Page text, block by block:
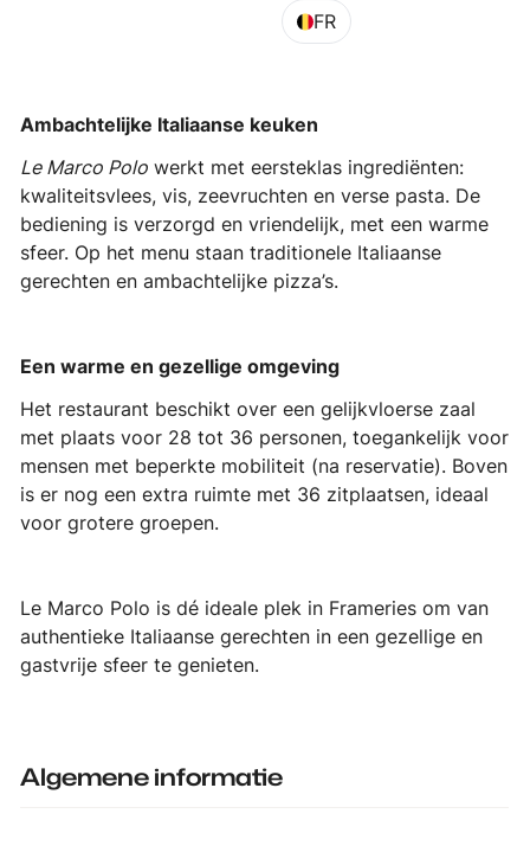
FR
Ambachtelijke Italiaanse keuken
Le Marco Polo werkt met eersteklas ingrediënten:
kwaliteitsvlees, vis, zeevruchten en verse pasta. De
bediening is verzorgd en vriendelijk, met een warme
sfeer. Op het menu staan traditionele Italiaanse
gerechten en ambachtelijke pizza’s.
Een warme en gezellige omgeving
Het restaurant beschikt over een gelijkvloerse zaal
met plaats voor 28 tot 36 personen, toegankelijk voor
mensen met beperkte mobiliteit (na reservatie). Boven
is er nog een extra ruimte met 36 zitplaatsen, ideaal
voor grotere groepen.
Le Marco Polo is dé ideale plek in Frameries om van
authentieke Italiaanse gerechten in een gezellige en
gastvrije sfeer te genieten.
Algemene informatie